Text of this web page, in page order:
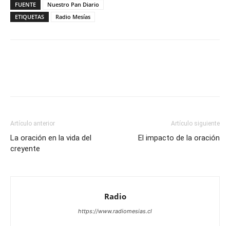
FUENTE
Nuestro Pan Diario
ETIQUETAS
Radio Mesías
Artículo anterior
La oración en la vida del
creyente
Artículo siguiente
El impacto de la oración
Radio
https://www.radiomesias.cl